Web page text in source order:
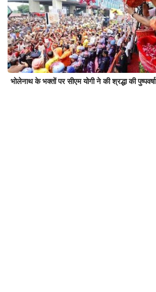
भोलेनाथ के भक्तों पर सीएम योगी ने की श्रद्धा की पुष्पवर्षा